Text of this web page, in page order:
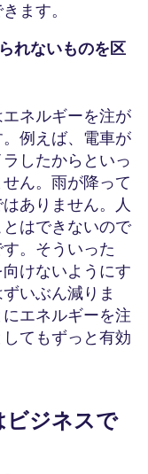
ます。
れないものを区
ネルギーを注が
例えば、電車が
したからといっ
ん。雨が降って
ありません。人
はできないので
。そういった
向けないようにす
いぶん減りま
エネルギーを注
てもずっと有効
ビジネスで